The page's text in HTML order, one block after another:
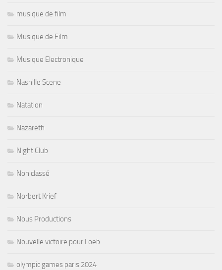
musique de film
Musique de Film
Musique Electronique
Nashille Scene
Natation
Nazareth
Night Club
Non classé
Norbert Krief
Nous Productions
Nouvelle victoire pour Loeb
olympic games paris 2024